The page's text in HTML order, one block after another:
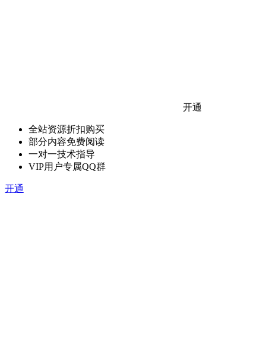
开通
全站资源折扣购买
部分内容免费阅读
一对一技术指导
VIP用户专属QQ群
开通